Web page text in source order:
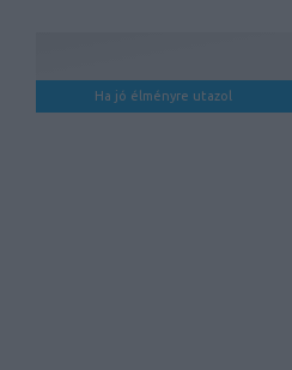
Ha jó élményre utazol